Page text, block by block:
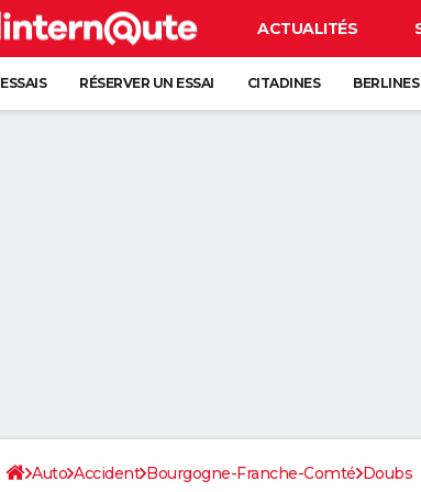
ACTUALITÉS
ESSAIS RÉSERVER UN ESSAI CITADINES BERLINES
Auto Accident Bourgogne-Franche-Comté Doubs